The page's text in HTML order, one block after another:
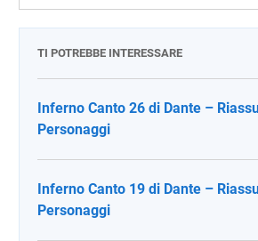
TI POTREBBE INTERESSARE
Inferno Canto 26 di Dante –
Personaggi
Inferno Canto 19 di Dante –
Personaggi